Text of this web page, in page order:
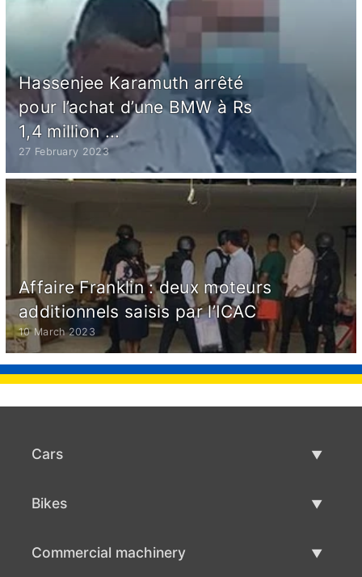
Hassenjee Karamuth arrêté
pour l’achat d’une BMW à Rs
1,4 million ...
27 February 2023
Affaire Franklin : deux moteurs
additionnels saisis par l’ICAC
10 March 2023
Cars
Bikes
Commercial machinery